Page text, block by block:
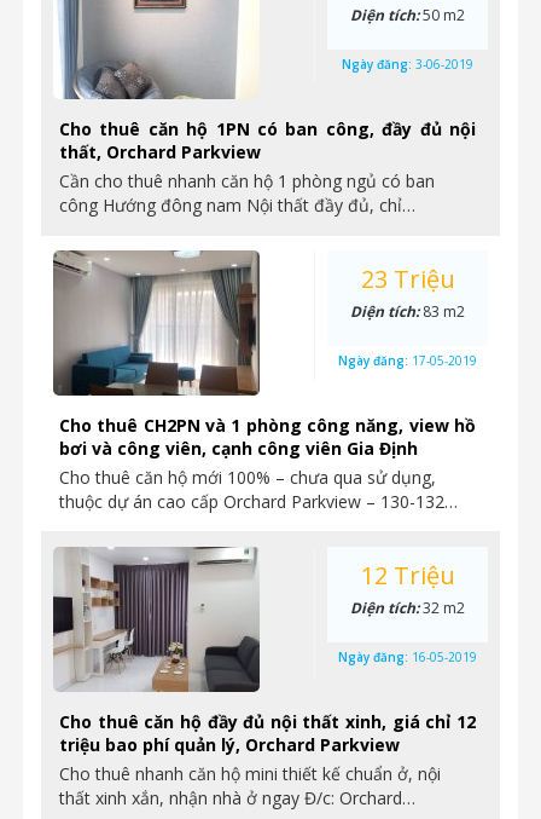
Cho thuê căn hộ 1PN có ban công, đầy đủ nội
thất, Orchard Parkview
Cần cho thuê nhanh căn hộ 1 phòng ngủ có ban
công Hướng đông nam Nội thất đầy đủ, chỉ…
Diện tích:50 m2
Ngày đăng: 3-06-2019
Cho thuê CH2PN và 1 phòng công năng, view hồ
bơi và công viên, cạnh công viên Gia Định
Cho thuê căn hộ mới 100% – chưa qua sử dụng,
thuộc dự án cao cấp Orchard Parkview – 130-132…
23 Triệu
Diện tích:83 m2
Ngày đăng: 17-05-2019
Cho thuê căn hộ đầy đủ nội thất xinh, giá chỉ 12
triệu bao phí quản lý, Orchard Parkview
Cho thuê nhanh căn hộ mini thiết kế chuẩn ở, nội
thất xinh xắn, nhận nhà ở ngay Đ/c: Orchard…
12 Triệu
Diện tích:32 m2
Ngày đăng: 16-05-2019